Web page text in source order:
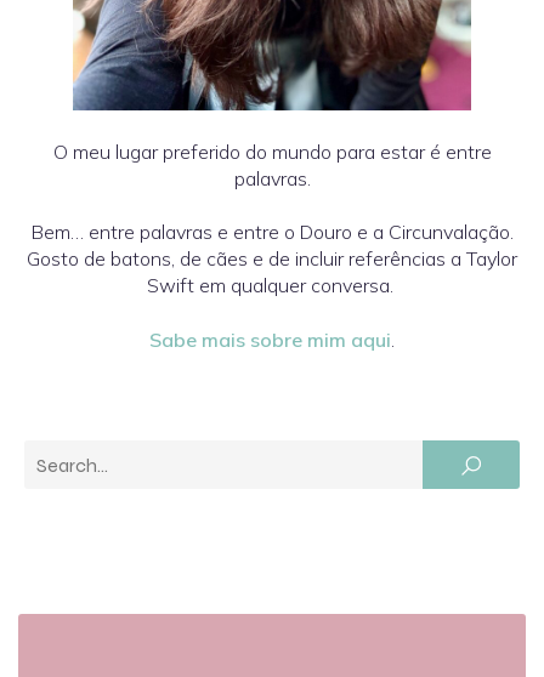
O meu lugar preferido do mundo para estar é entre
palavras.
Bem… entre palavras e entre o Douro e a Circunvalação.
Gosto de batons, de cães e de incluir referências a Taylor
Swift em qualquer conversa.
Sabe mais sobre mim aqui.